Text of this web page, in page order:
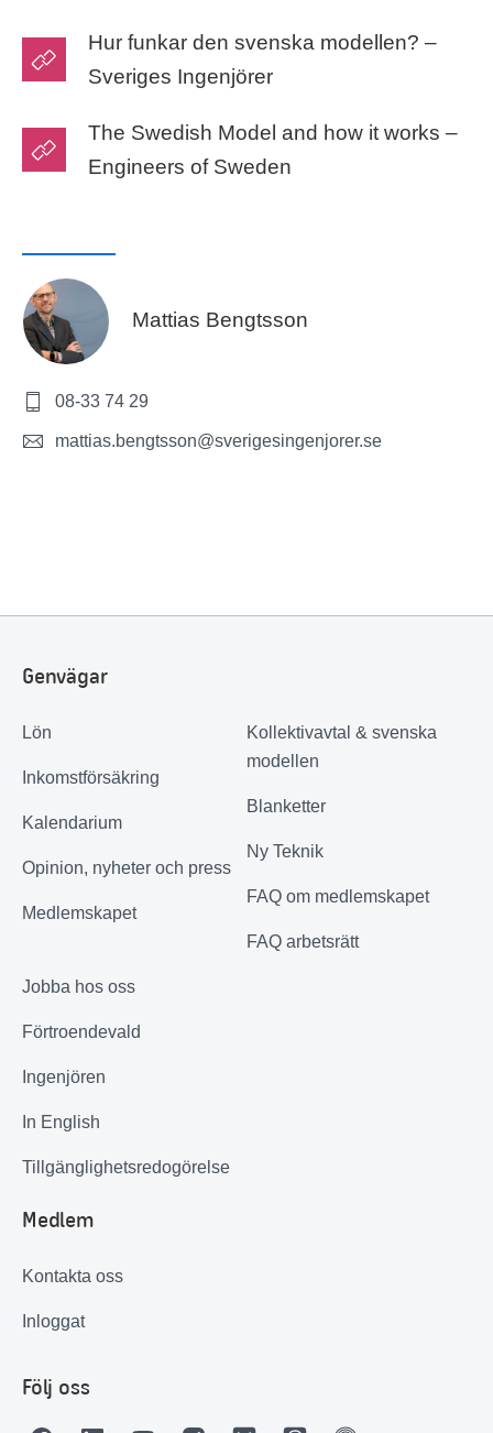
Hur funkar den svenska modellen? –
Sveriges Ingenjörer
The Swedish Model and how it works –
Engineers of Sweden
Mattias Bengtsson
08-33 74 29
mattias.bengtsson@sverigesingenjorer.se
Genvägar
Lön
Inkomstförsäkring
Kalendarium
Opinion, nyheter och press
Medlemskapet
Kollektivavtal & svenska
modellen
Blanketter
Ny Teknik
FAQ om medlemskapet
FAQ arbetsrätt
Jobba hos oss
Förtroendevald
Ingenjören
In English
Tillgänglighetsredogörelse
Medlem
Kontakta oss
Inloggat
Följ oss